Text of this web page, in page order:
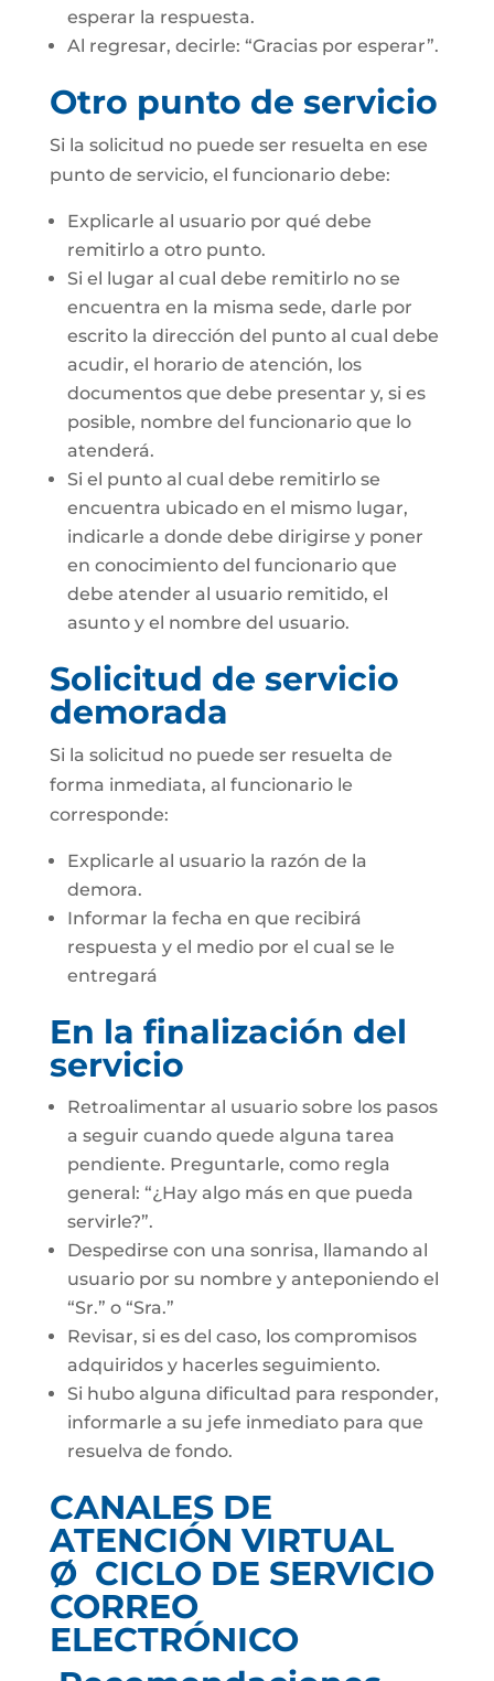
esperar la respuesta.
Al regresar, decirle: “Gracias por esperar”.
Otro punto de servicio
Si la solicitud no puede ser resuelta en ese
punto de servicio, el funcionario debe:
Explicarle al usuario por qué debe
remitirlo a otro punto.
Si el lugar al cual debe remitirlo no se
encuentra en la misma sede, darle por
escrito la dirección del punto al cual debe
acudir, el horario de atención, los
documentos que debe presentar y, si es
posible, nombre del funcionario que lo
atenderá.
Si el punto al cual debe remitirlo se
encuentra ubicado en el mismo lugar,
indicarle a donde debe dirigirse y poner
en conocimiento del funcionario que
debe atender al usuario remitido, el
asunto y el nombre del usuario.
Solicitud de servicio
demorada
Si la solicitud no puede ser resuelta de
forma inmediata, al funcionario le
corresponde:
Explicarle al usuario la razón de la
demora.
Informar la fecha en que recibirá
respuesta y el medio por el cual se le
entregará
En la finalización del
servicio
Retroalimentar al usuario sobre los pasos
a seguir cuando quede alguna tarea
pendiente. Preguntarle, como regla
general: “¿Hay algo más en que pueda
servirle?”.
Despedirse con una sonrisa, llamando al
usuario por su nombre y anteponiendo el
“Sr.” o “Sra.”
Revisar, si es del caso, los compromisos
adquiridos y hacerles seguimiento.
Si hubo alguna dificultad para responder,
informarle a su jefe inmediato para que
resuelva de fondo.
CANALES DE
ATENCIÓN VIRTUAL
Ø CICLO DE SERVICIO
CORREO
ELECTRÓNICO